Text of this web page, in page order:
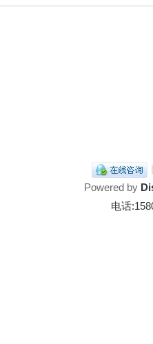
|
Powered by
电话